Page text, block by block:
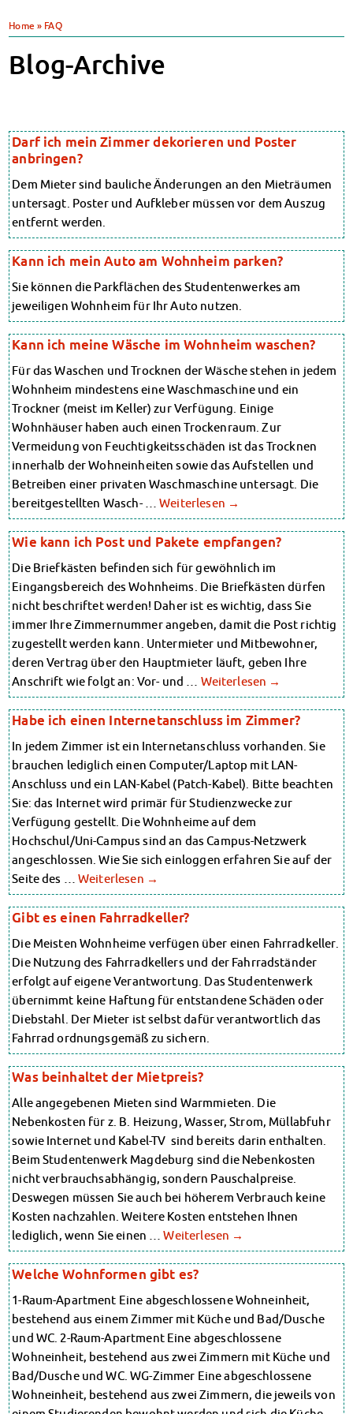
Mensa-FAQs
MensaFeedback
Wohnheime in Magdeburg
Wohnheime in Wernigerode
Wohnheimantrag & -service
MIT einander – FÜR einander
Wohnheimtutoren
Wohnen-FAQ
Dokumente
AnsprechpartnerInnen
Soziales & Beratung
Sozialberatung
Finanzierungsberatung
Rückerstattung Semesterbeitrag
PsychoSoziale Beratung
Kursangebote
Anmeldung Sonderveranstaltungen
Rechtsberatung
Chatberatung
FAQs Soziales & Beratung
Dokumente
AnsprechpartnerInnen
Kultur & Internationales
Beratung für Internationals
Wohnen für Internationals
IKUS und InterKultiTreff
Kulturförderung
KreativWorkshops
Magdeburger Studierendentage
AnsprechpartnerInnen
Kinderbetreuung
Kita CampusKids
Voranmeldung KiTa-Platz
Randzeitenbetreuung
Anmeldung
Nutzungsbedingungen
AnsprechpartnerInnen
Über uns
Infopoints & Beratungscenter
Beratungstermine im Überblick
Unsere Organisation
Verwaltungsrat
Personalrat
Lageplan
Dokumente
Stellenangebote
AnsprechpartnerInnen
Impressum
Datenschutzerklärung
JoGo – Studibar + Eventspace
Mensa-FAQs
CampusCatering
Wohnen
Wohnheime im Überblick
Wohnheime in Magdeburg
Wohnheime in Wernigerode
Wohnheimantrag & -service
MIT einander – FÜR einander
Wohnheimtutoren
Schadensmeldung
Dokumente
AnsprechpartnerInnen
Soziales & Beratung
Sozialberatung
Rückerstattung Semesterbeitrag
PsychoSoziale Beratung
Kursangebote
Anmeldung Sonderveranstaltungen
Rechtsberatung
Chatberatung
FAQs Soziales & Beratung
Dokumente
AnsprechpartnerInnen
Kultur & Internationales
Beratung für Internationals
Wohnen für Internationals
IKUS und InterKultiTreff
Kulturförderung
KreativWorkshops
Magdeburger Studierendentage
AnsprechpartnerInnen
Kinderbetreuung
Kita CampusKids
Voranmeldung KiTa-Platz
Randzeitenbetreuung
Anmeldung
Nutzungsbedingungen
AnsprechpartnerInnen
Über uns
Infopoints & Beratungscenter
Beratungstermine im Überblick
Unsere Organisation
Verwaltungsrat
Personalrat
Lageplan
Dokumente
AnsprechpartnerInnen
Impressum
Datenschutzerklärung
Erklärung zur Barrierefreiheit
Home » FAQ
Blog-Archive
Darf ich mein Zimmer dekorieren und Poster
anbringen?
Dem Mieter sind bauliche Änderungen an den Mieträumen
untersagt. Poster und Aufkleber müssen vor dem Auszug
entfernt werden.
Kann ich mein Auto am Wohnheim parken?
Sie können die Parkflächen des Studentenwerkes am
jeweiligen Wohnheim für Ihr Auto nutzen.
Kann ich meine Wäsche im Wohnheim waschen?
Für das Waschen und Trocknen der Wäsche stehen in jedem
Wohnheim mindestens eine Waschmaschine und ein
Trockner (meist im Keller) zur Verfügung. Einige
Wohnhäuser haben auch einen Trockenraum. Zur
Vermeidung von Feuchtigkeitsschäden ist das Trocknen
innerhalb der Wohneinheiten sowie das Aufstellen und
Betreiben einer privaten Waschmaschine untersagt. Die
bereitgestellten Wasch- …Weiterlesen →
Wie kann ich Post und Pakete empfangen?
Die Briefkästen befinden sich für gewöhnlich im
Eingangsbereich des Wohnheims. Die Briefkästen dürfen
nicht beschriftet werden! Daher ist es wichtig, dass Sie
immer Ihre Zimmernummer angeben, damit die Post richtig
zugestellt werden kann. Untermieter und Mitbewohner,
deren Vertrag über den Hauptmieter läuft, geben Ihre
Anschrift wie folgt an: Vor- und … Weiterlesen →
Habe ich einen Internetanschluss im Zimmer?
In jedem Zimmer ist ein Internetanschluss vorhanden. Sie
brauchen lediglich einen Computer/Laptop mit LAN-
Anschluss und ein LAN-Kabel (Patch-Kabel). Bitte beachten
Sie: das Internet wird primär für Studienzwecke zur
Verfügung gestellt. Die Wohnheime auf dem
Hochschul/Uni-Campus sind an das Campus-Netzwerk
angeschlossen. Wie Sie sich einloggen erfahren Sie auf der
Seite des …Weiterlesen →
Gibt es einen Fahrradkeller?
Die Meisten Wohnheime verfügen über einen Fahrradkeller.
Die Nutzung des Fahrradkellers und der Fahrradständer
erfolgt auf eigene Verantwortung. Das Studentenwerk
übernimmt keine Haftung für entstandene Schäden oder
Diebstahl. Der Mieter ist selbst dafür verantwortlich das
Fahrrad ordnungsgemäß zu sichern.
Was beinhaltet der Mietpreis?
Alle angegebenen Mieten sind Warmmieten. Die
Nebenkosten für z. B. Heizung, Wasser, Strom, Müllabfuhr
sowie Internet und Kabel-TV sind bereits darin enthalten.
Beim Studentenwerk Magdeburg sind die Nebenkosten
nicht verbrauchsabhängig, sondern Pauschalpreise.
Deswegen müssen Sie auch bei höherem Verbrauch keine
Kosten nachzahlen. Weitere Kosten entstehen Ihnen
lediglich, wenn Sie einen …Weiterlesen →
Welche Wohnformen gibt es?
1-Raum-Apartment Eine abgeschlossene Wohneinheit,
bestehend aus einem Zimmer mit Küche und Bad/Dusche
und WC. 2-Raum-Apartment Eine abgeschlossene
Wohneinheit, bestehend aus zwei Zimmern mit Küche und
Bad/Dusche und WC. WG-Zimmer Eine abgeschlossene
Wohneinheit, bestehend aus zwei Zimmern, die jeweils von